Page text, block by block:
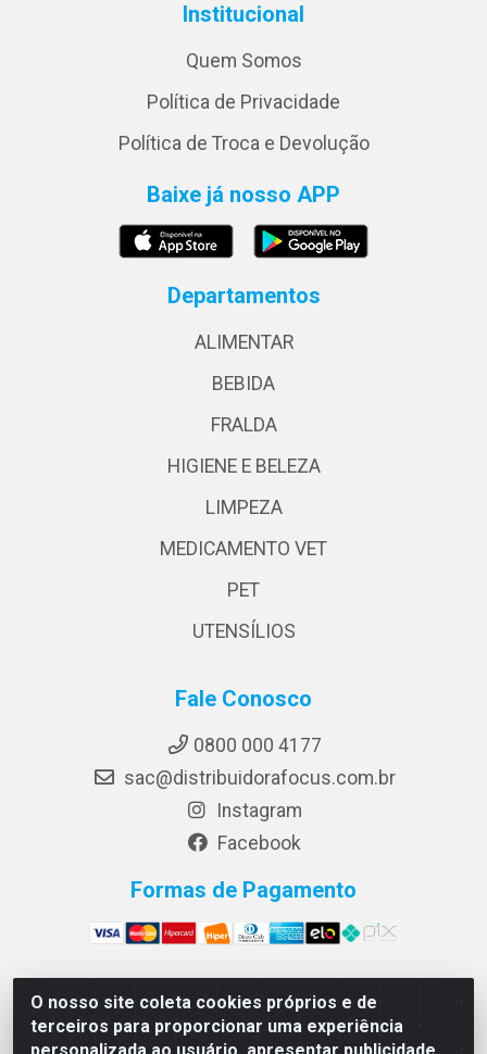
O nosso site coleta cookies próprios e de
terceiros para proporcionar uma experiência
Institucional
Quem Somos
Política de Privacidade
Política de Troca e Devolução
Baixe já nosso APP
Departamentos
ALIMENTAR
BEBIDA
FRALDA
HIGIENE E BELEZA
LIMPEZA
MEDICAMENTO VET
PET
UTENSÍLIOS
Fale Conosco
0800 000 4177
sac@distribuidorafocus.com.br
Instagram
Facebook
Formas de Pagamento
Focus Distribuidora LTDA - Rua Republica Eslovaca, 1121
- Muribeca, Jaboatão dos Guararapes/PE - CEP 54350-